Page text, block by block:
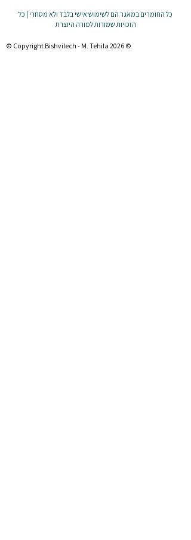
כל החומרים במאגר הם לשימוש אישי בלבד ולא מסחרי | כל
הזכויות שמורות למורה היוצרת
© Copyright Bishvilech - M. Tehila 2026 ©